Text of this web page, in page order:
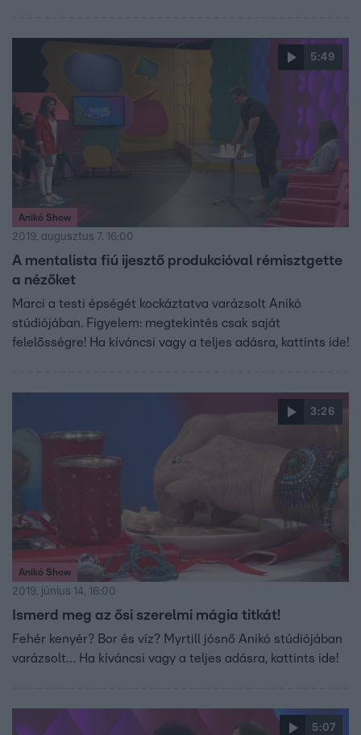
5:49
Anikó Show
2019. augusztus 7. 16:00
A mentalista fiú ijesztő produkcióval rémisztgette
a nézőket
Marci a testi épségét kockáztatva varázsolt Anikó
stúdiójában. Figyelem: megtekintés csak saját
felelősségre! Ha kíváncsi vagy a teljes adásra, kattints ide!
3:26
Anikó Show
2019. június 14. 16:00
Ismerd meg az ősi szerelmi mágia titkát!
Fehér kenyér? Bor és víz? Myrtill jósnő Anikó stúdiójában
varázsolt… Ha kíváncsi vagy a teljes adásra, kattints ide!
5:07